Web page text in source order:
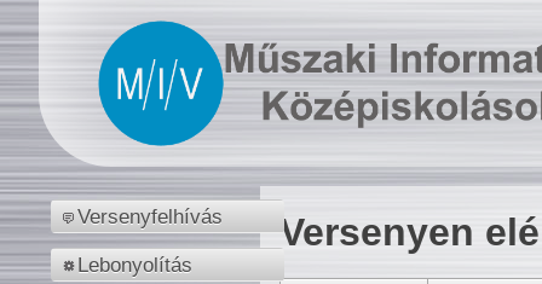
Versenyfelhívás
Lebonyolítás
Versenyen